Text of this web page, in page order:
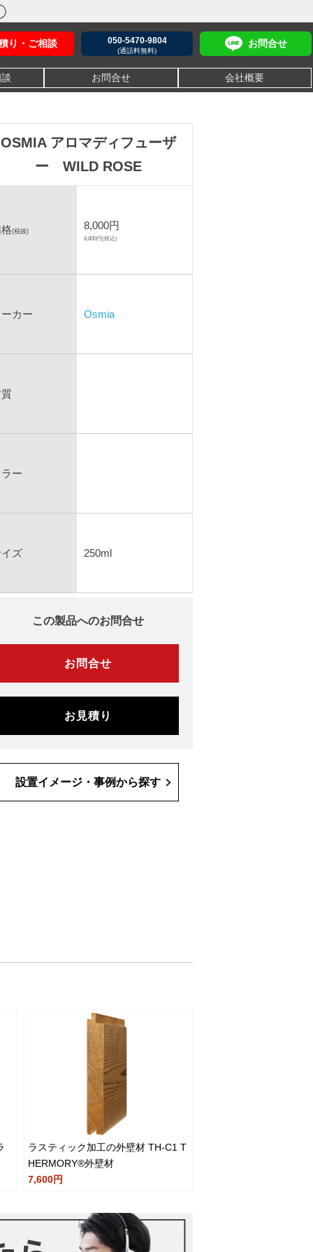
り・ご相談 050-5470-9804
(通話料無料)
お問合せ
お問合せ 会社概要
OSMIA アロマディフューザ
ー WILD ROSE
(税抜) 8,000円
8,800円(税込)
カー Osmia
ー
ズ 250ml
この製品へのお問合せ
お問合せ
お見積り
設置イメージ・事例から探す
ラスティック加工の外壁材 TH-C1 T
HERMORY®️外壁材
7,600円